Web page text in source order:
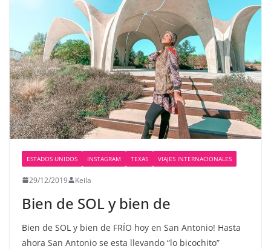
ESTADOS UNIDOS INSTAGRAM TEXAS VIAJES INTERNACIONALES
29/12/2019 Keila
Bien de SOL y bien de
Bien de SOL y bien de FRÍO hoy en San Antonio! Hasta
ahora San Antonio se esta llevando “lo bicochito”